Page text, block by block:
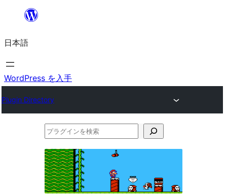
を
ス
キ
プ
日本語
WordPress を入手
Plugin Directory
プ
グ
イ
ン